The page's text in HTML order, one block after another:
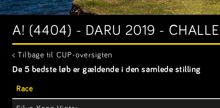
A! (4404) - DARU 2019 -
< Tilbage til CUP-oversigten
De 5 bedste løb er gældende i den samlede stilling
Race